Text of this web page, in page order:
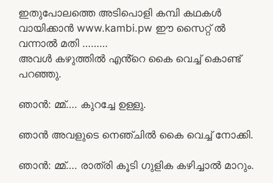
ഇതുപോലത്തെ അടിപൊളി കമ്പി കഥകൾ
വായിക്കാൻ www.kambi.pw ഈ സൈറ്റ് ൽ
വന്നാൽ മതി ………
അവൾ കഴുത്തിൽ എൻ്റെ കൈ വെച്ച് കൊണ്ട്
പറഞ്ഞു.
ഞാൻ: മ്മ്…. കുറച്ചേ ഉള്ളു.
ഞാൻ അവളുടെ നെഞ്ചിൽ കൈ വെച്ച് നോക്കി.
ഞാൻ: മ്മ്…. രാത്രി കൂടി ഗുളിക കഴിച്ചാൽ മാറും.